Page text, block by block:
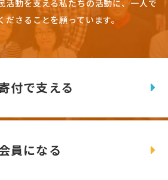
活動を支える私たちの活動に、一人で
ださることを願っています。
付で支える
員になる